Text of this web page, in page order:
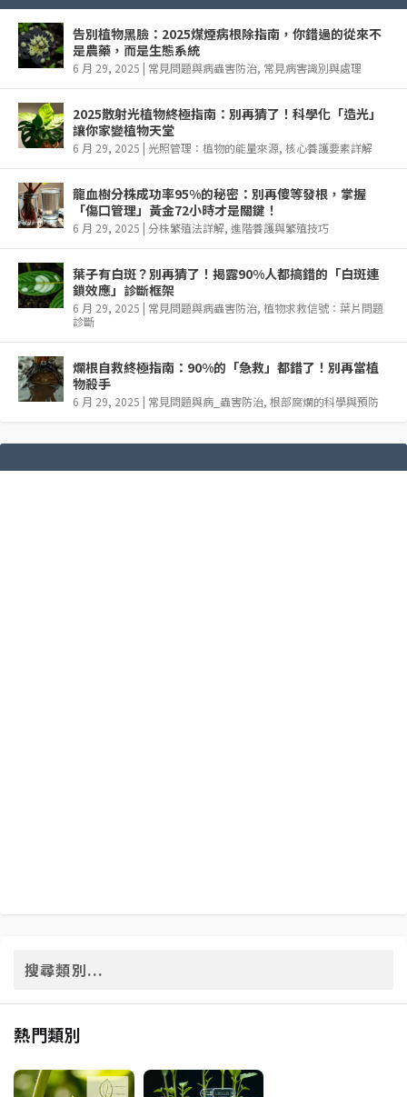
告別植物黑臉：2025煤煙病根除指南，你錯過的從來不
是農藥，而是生態系統
6 月 29, 2025 | 常見問題與病蟲害防治, 常見病害識別與處理
2025散射光植物終極指南：別再猜了！科學化「造光」
讓你家變植物天堂
6 月 29, 2025 | 光照管理：植物的能量來源, 核心養護要素詳解
龍血樹分株成功率95%的秘密：別再傻等發根，掌握
「傷口管理」黃金72小時才是關鍵！
6 月 29, 2025 | 分株繁殖法詳解, 進階養護與繁殖技巧
葉子有白斑？別再猜了！揭露90%人都搞錯的「白斑連
鎖效應」診斷框架
6 月 29, 2025 | 常見問題與病蟲害防治, 植物求救信號：葉片問題
診斷
爛根自救終極指南：90%的「急救」都錯了！別再當植
物殺手
6 月 29, 2025 | 常見問題與病_蟲害防治, 根部腐爛的科學與預防
熱門類別